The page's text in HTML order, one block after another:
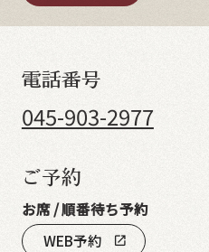
電話番号
045-903-2977
ご予約
お席 / 順番待ち予約
WEB予約
open_in_new